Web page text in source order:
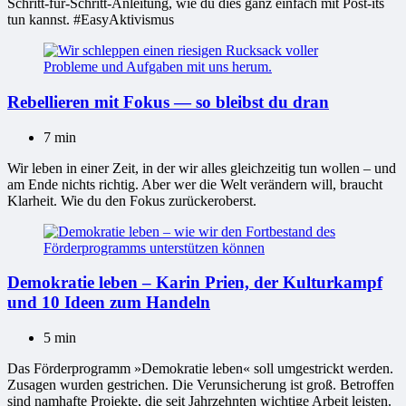
Schritt-für-Schritt-Anleitung, wie du dies ganz einfach mit Post-its
tun kannst. #EasyAktivismus
Rebellieren mit Fokus — so bleibst du dran
7 min
Wir leben in einer Zeit, in der wir alles gleichzeitig tun wollen – und
am Ende nichts richtig. Aber wer die Welt verändern will, braucht
Klarheit. Wie du den Fokus zurückeroberst.
Demokratie leben – Karin Prien, der Kulturkampf
und 10 Ideen zum Handeln
5 min
Das Förderprogramm »Demokratie leben« soll umgestrickt werden.
Zusagen wurden gestrichen. Die Verunsicherung ist groß. Betroffen
sind namhafte Projekte, die seit Jahrzehnten wichtige Arbeit leisten.